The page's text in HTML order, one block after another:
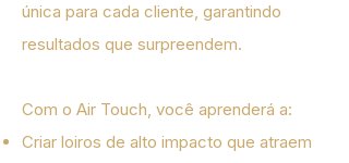
única para cada cliente, garantindo
resultados que surpreendem.
Com o Air Touch, você aprenderá a:
Criar loiros de alto impacto que atraem